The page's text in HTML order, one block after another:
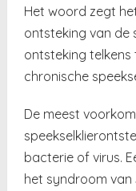
Het woord zegt
ontsteking van de
ontsteking telkens
chronische
De meest
bacterie of virus.
het syndroom van